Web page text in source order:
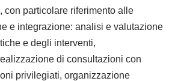
con particolare riferimento alle
e integrazione: analisi e valutazione
e degli interventi,
di consultazioni con
privilegiati, organizzazione